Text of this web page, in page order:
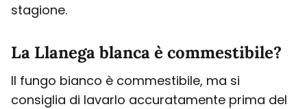
stagione.
La Llanega blanca è commestibile?
Il fungo bianco è commestibile, ma si
consiglia di lavarlo accuratamente prima del